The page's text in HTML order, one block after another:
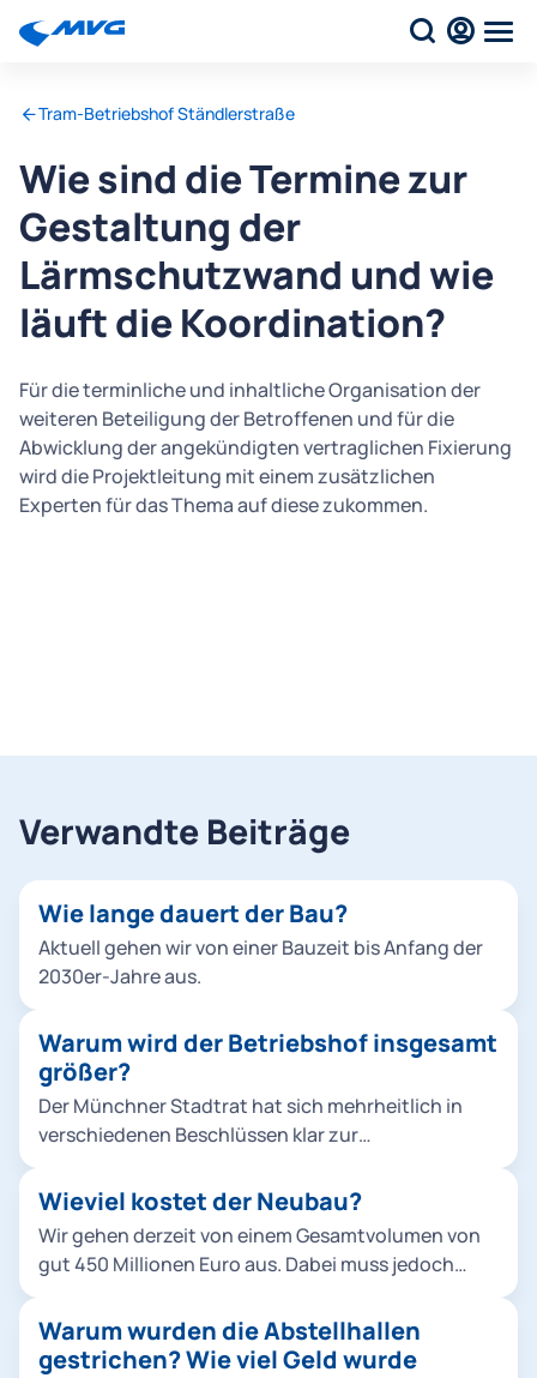
Tram-Betriebshof Ständlerstraße
Wie sind die Termine zur
Gestaltung der
Lärmschutzwand und wie
läuft die Koordination?
Für die terminliche und inhaltliche Organisation der
weiteren Beteiligung der Betroffenen und für die
Abwicklung der angekündigten vertraglichen Fixierung
wird die Projektleitung mit einem zusätzlichen
Experten für das Thema auf diese zukommen.
Verwandte Beiträge
Wie lange dauert der Bau?
Aktuell gehen wir von einer Bauzeit bis Anfang der
2030er-Jahre aus.
Warum wird der Betriebshof insgesamt
größer?
Der Münchner Stadtrat hat sich mehrheitlich in
verschiedenen Beschlüssen klar zur
lebenswerter zu machen und zudem konkreten
ist dabei ein zentraler Baustein für den ÖPNV-
Ausbau. Die politisch beschlossenen
zuletzt wurden 2019 insgesamt 73 Fahrzeuge vom
Typ Avenio bestellt. Abstellung und Wartung sind
Wieviel kostet der Neubau?
Wir gehen derzeit von einem Gesamtvolumen von
gut 450 Millionen Euro aus. Dabei muss jedoch
handelt, die die Preisentwicklung bis Mitte der
2020er-Jahre berücksichtigt.
Warum wurden die Abstellhallen
gestrichen? Wie viel Geld wurde